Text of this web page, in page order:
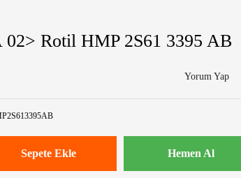
02> Rotil HMP 2S61 3395 AB
Yorum Yap
Sepete Ekle Hemen Al